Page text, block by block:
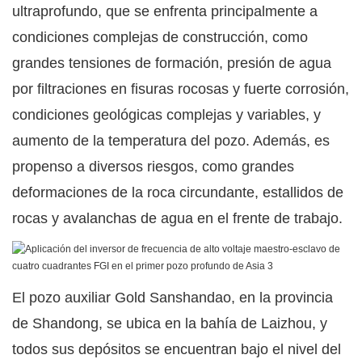
ultraprofundo, que se enfrenta principalmente a
condiciones complejas de construcción, como
grandes tensiones de formación, presión de agua
por filtraciones en fisuras rocosas y fuerte corrosión,
condiciones geológicas complejas y variables, y
aumento de la temperatura del pozo. Además, es
propenso a diversos riesgos, como grandes
deformaciones de la roca circundante, estallidos de
rocas y avalanchas de agua en el frente de trabajo.
El pozo auxiliar Gold Sanshandao, en la provincia
de Shandong, se ubica en la bahía de Laizhou, y
todos sus depósitos se encuentran bajo el nivel del